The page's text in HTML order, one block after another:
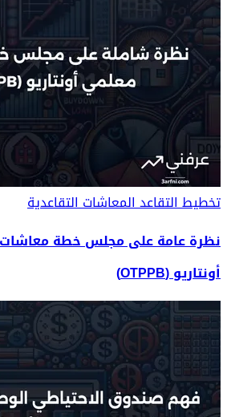
تخطيط التقاعدالمعاشات التقاعدية
نظرة عامة على مجلس خطة
أونتاريو (OTPPB)